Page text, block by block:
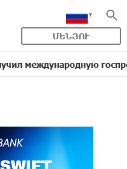
ՄԵՆՅՈՒ
госпремию